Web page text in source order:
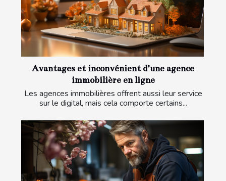
Avantages et inconvénient d’une agence
immobilière en ligne
Les agences immobilières offrent aussi leur service
sur le digital, mais cela comporte certains...